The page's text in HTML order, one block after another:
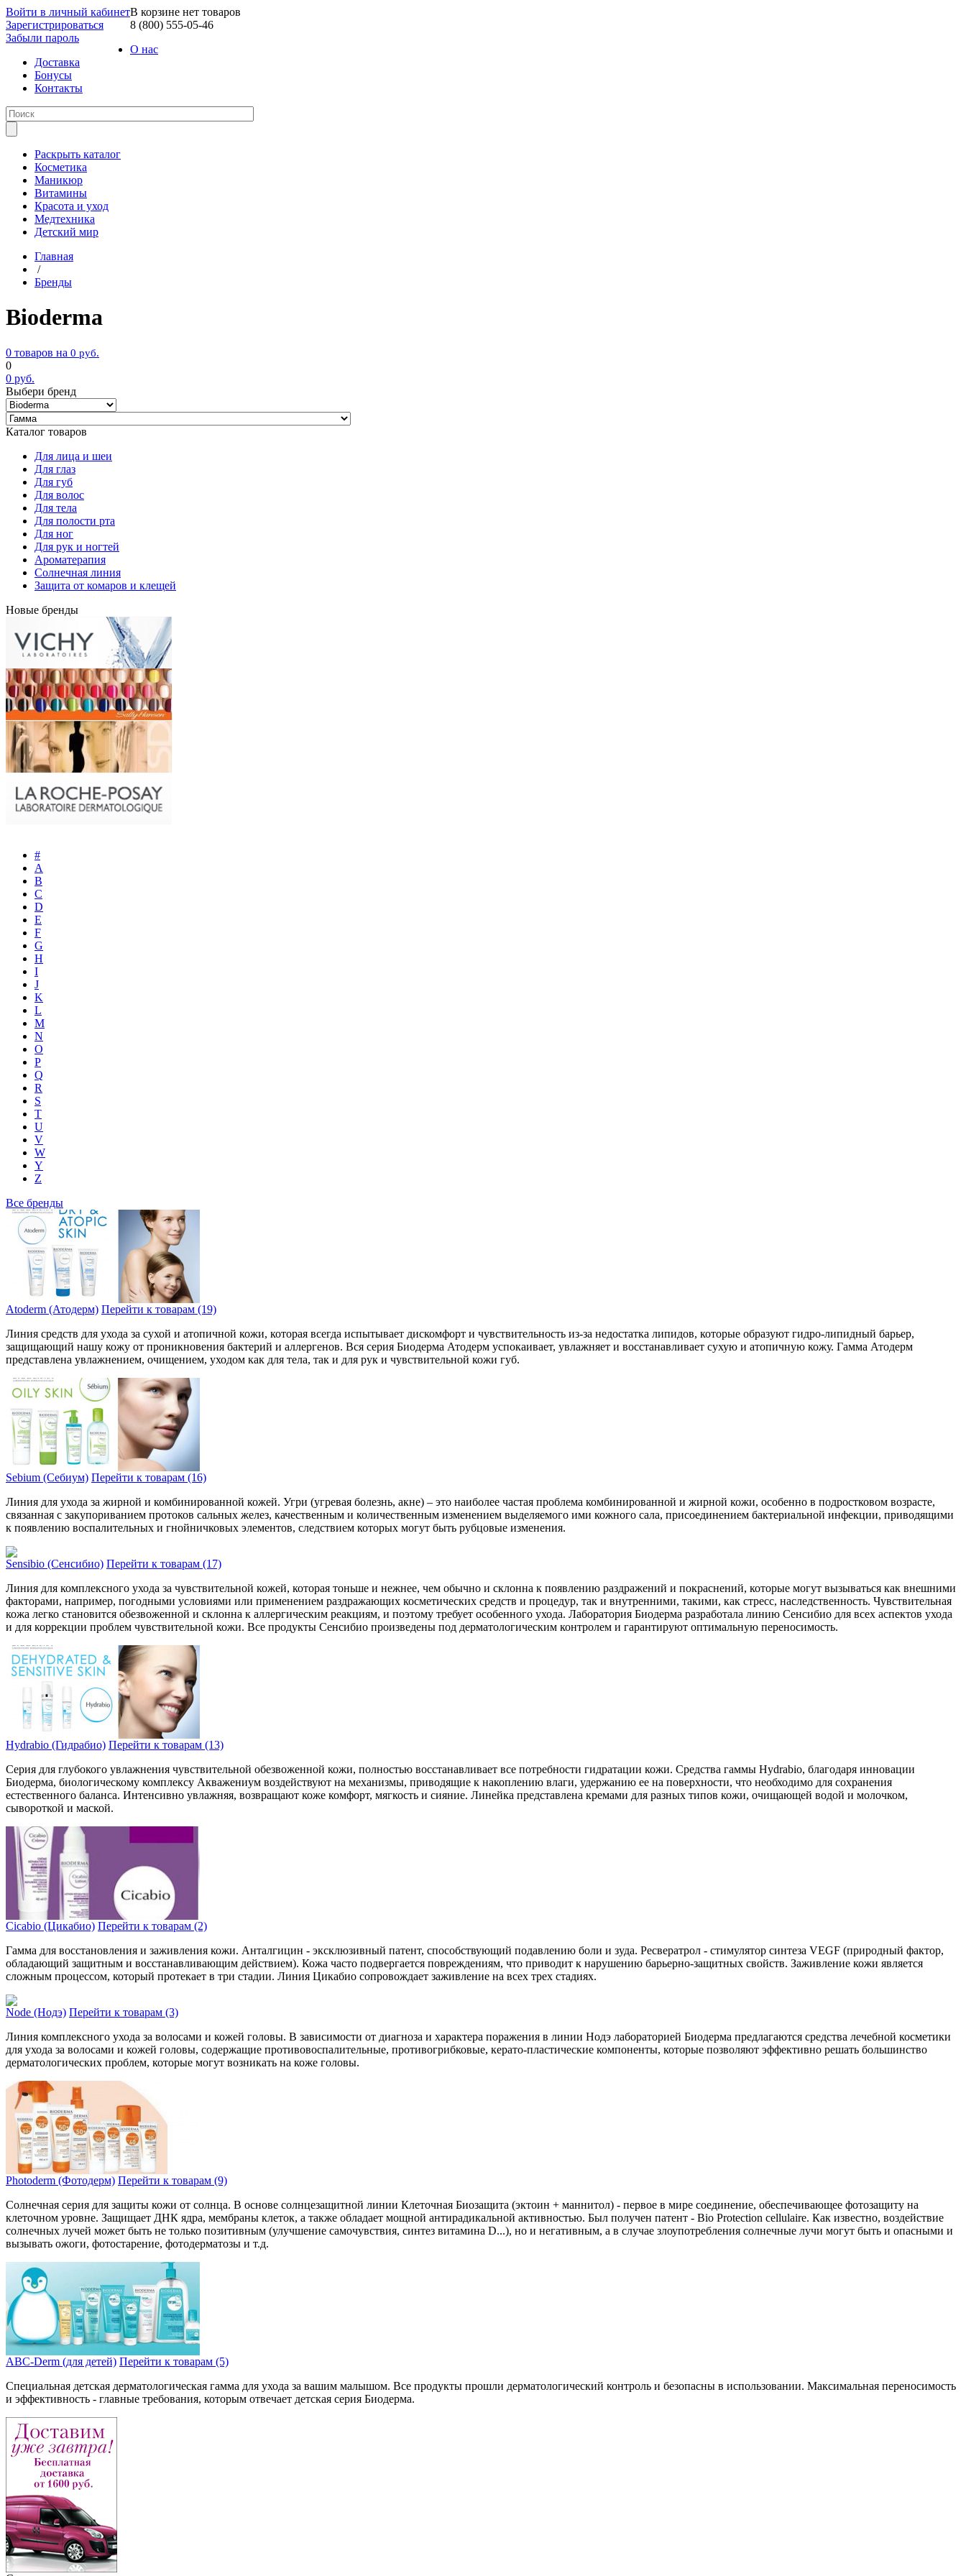
Войти в личный кабинет
Зарегистрироваться
Забыли пароль
В корзине нет товаров
8 (800) 555-05-46
О нас
Доставка
Бонусы
Контакты
Раскрыть каталог
Косметика
Маникюр
Витамины
Красота и уход
Медтехника
Детский мир
Главная
/
Бренды
Bioderma
0 товаров на 0 руб.
0
0 руб.
Выбери бренд
Каталог товаров
Для лица и шеи
Для глаз
Для губ
Для волос
Для тела
Для полости рта
Для ног
Для рук и ногтей
Ароматерапия
Солнечная линия
Защита от комаров и клещей
Новые бренды
#
A
B
C
D
E
F
G
H
I
J
K
L
M
N
O
P
Q
R
S
T
U
V
W
Y
Z
Все бренды
Atoderm (Атодерм) Перейти к товарам (19)
Линия средств для ухода за сухой и атопичной кожи, которая всегда испытывает дискомфорт и чувствительность из-за недостатка липидов, которые образуют гидро-липидный барьер,
защищающий нашу кожу от проникновения бактерий и аллергенов. Вся серия Биодерма Атодерм успокаивает, увлажняет и восстанавливает сухую и атопичную кожу. Гамма Атодерм
представлена увлажнением, очищением, уходом как для тела, так и для рук и чувствительной кожи губ.
Sebium (Себиум) Перейти к товарам (16)
Линия для ухода за жирной и комбинированной кожей. Угри (угревая болезнь, акне) – это наиболее частая проблема комбинированной и жирной кожи, особенно в подростковом возрасте,
связанная с закупориванием протоков сальных желез, качественным и количественным изменением выделяемого ими кожного сала, присоединением бактериальной инфекции, приводящими
к появлению воспалительных и гнойничковых элементов, следствием которых могут быть рубцовые изменения.
Sensibio (Сенсибио) Перейти к товарам (17)
Линия для комплексного ухода за чувствительной кожей, которая тоньше и нежнее, чем обычно и скло­нна к появлению раздражений и покраснений, кото­рые могут вызываться как внешними
факторами, напри­мер, погодными условиями или применением раздра­жающих косметических средств и процедур, так и вну­тренними, такими, как стресс, наследственно­сть. Чувствительная
кожа легко становится обе­звоженной и склонна к аллергическим реакциям, и поэ­тому требует особенного ухода. Лаборато­рия Биодерма разработала линию Сенсибио для всех аспе­ктов ухода
и для коррекции проблем чувствите­льной кожи. Все продукты Сенсибио прои­зведены под дерматологическим контролем и гара­нтируют оптимальную переносимость.
Hydrabio (Гидрабио) Перейти к товарам (13)
Серия для глубокого увлажнения чувствительной обезвоженной кожи, полностью восстанавливает все потребности гидратации кожи. Средства гаммы Hydrabio, благодаря инновации
Биодерма, биологическому комплексу Акважениум воздействуют на механизмы, приводящие к накоплению влаги, удержанию ее на поверхности, что необходимо для сохранения
естественного баланса. Интенсивно увлажняя, возвращают коже комфорт, мягкость и сияние. Линейка представлена кремами для разных типов кожи, очищающей водой и молочком,
сывороткой и маской.
Cicabio (Цикабио) Перейти к товарам (2)
Гамма для восстановления и заживления кожи. Анталгицин - эксклюзивный патент, способствующий подавлению боли и зуда. Ресвератрол - стимулятор синтеза VEGF (природный фактор,
обладающий защитным и восстанавливающим действием). Кожа часто подвергается повреждениям, что приводит к нарушению барьерно-защитных свойств. Заживление кожи является
сложным процессом, который протекает в три стадии. Линия Цикабио сопровождает заживление на всех трех стадиях.
Node (Нодэ) Перейти к товарам (3)
Линия комплексного ухода за волосами и кожей головы. В зависимости от диагноза и характера поражения в линии Нодэ лабораторией Биодерма предлагаются средства лечебной косметики
для ухода за волосами и кожей головы, содержащие противовоспалительные, противогрибковые, керато-пластические компоненты, которые позволяют эффективно решать большинство
дерматологических проблем, которые могут возникать на коже головы.
Photoderm (Фотодерм) Перейти к товарам (9)
Cолнечная серия для защиты кожи от солнца. В основе солнцезащитной линии Клеточная Биозащита (эктоин + маннитол) - первое в мире соединение, обеспечивающее фотозащиту на
клеточном уровне. Защищает ДНК ядра, мембраны клеток, а также обладает мощной антирадикальной активностью. Был получен патент - Bio Protection cellulaire. Как известно, воздействие
солнечных лучей может быть не только позитивным (улучшение самочувствия, синтез витамина D...), но и негативным, а в случае злоупотребления солнечные лучи могут быть и опасными и
вызывать ожоги, фотостарение, фотодерматозы и т.д.
ABC-Derm (для детей) Перейти к товарам (5)
Специальная детская дерматологическая гамма для ухода за вашим малышом. Все продукты прошли дерматологический контроль и безопасны в использовании. Максимальная переносимость
и эффективность - главные требования, которым отвечает детская серия Биодерма.